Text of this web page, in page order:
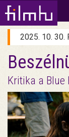
2025. 10. 30.
Kritika a